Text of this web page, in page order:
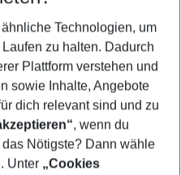
Technologien, um
zu halten. Dadurch
Plattform verstehen und
sowie Inhalte, Angebote
dich relevant sind und zu
, wenn du
Nötigste? Dann wähle
. Unter „Cookies